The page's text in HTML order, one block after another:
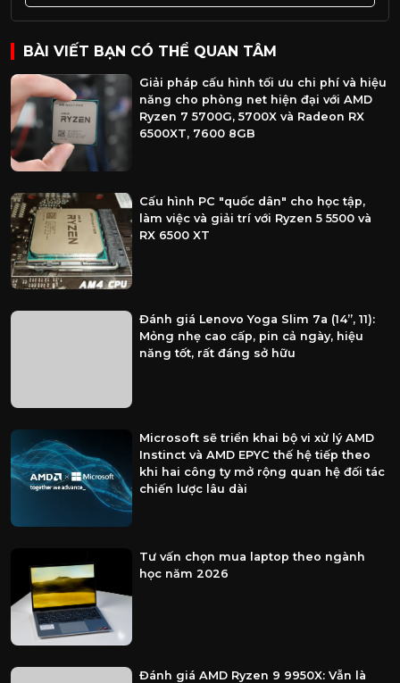
BÀI VIẾT BẠN CÓ THỂ QUAN TÂM
Giải pháp cấu hình tối ưu chi phí và hiệu
năng cho phòng net hiện đại với AMD
Ryzen 7 5700G, 5700X và Radeon RX
6500XT, 7600 8GB
Cấu hình PC "quốc dân" cho học tập,
làm việc và giải trí với Ryzen 5 5500 và
RX 6500 XT
Đánh giá Lenovo Yoga Slim 7a (14”, 11):
Mỏng nhẹ cao cấp, pin cả ngày, hiệu
năng tốt, rất đáng sở hữu
Microsoft sẽ triển khai bộ vi xử lý AMD
Instinct và AMD EPYC thế hệ tiếp theo
khi hai công ty mở rộng quan hệ đối tác
chiến lược lâu dài
Tư vấn chọn mua laptop theo ngành
học năm 2026
Đánh giá AMD Ryzen 9 9950X: Vẫn là